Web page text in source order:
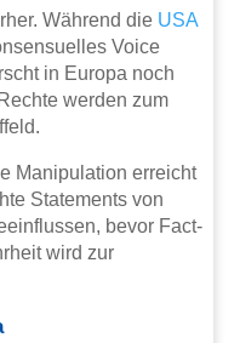
Während die USA
Voice
in Europa noch
werden zum
Manipulation erreicht
Statements von
bevor Fact-
wird zur